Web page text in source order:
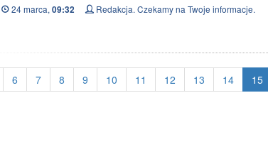
24 marca, 09:32 Redakcja. Czekamy na Twoje informacje.
6 7 8 9 10 11 12 13 14 15